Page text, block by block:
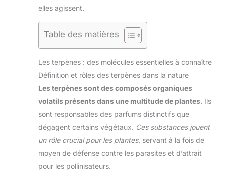
elles agissent.
Table des matières
Les terpènes : des molécules essentielles à connaître
Définition et rôles des terpènes dans la nature
Les terpènes sont des composés organiques
volatils présents dans une multitude de plantes. Ils
sont responsables des parfums distinctifs que
dégagent certains végétaux. Ces substances jouent
un rôle crucial pour les plantes, servant à la fois de
moyen de défense contre les parasites et d’attrait
pour les pollinisateurs.